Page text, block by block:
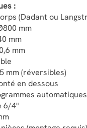
:
(Dadant ou
mm
mm
mm
mm (réversibles)
en dessous
6/4"